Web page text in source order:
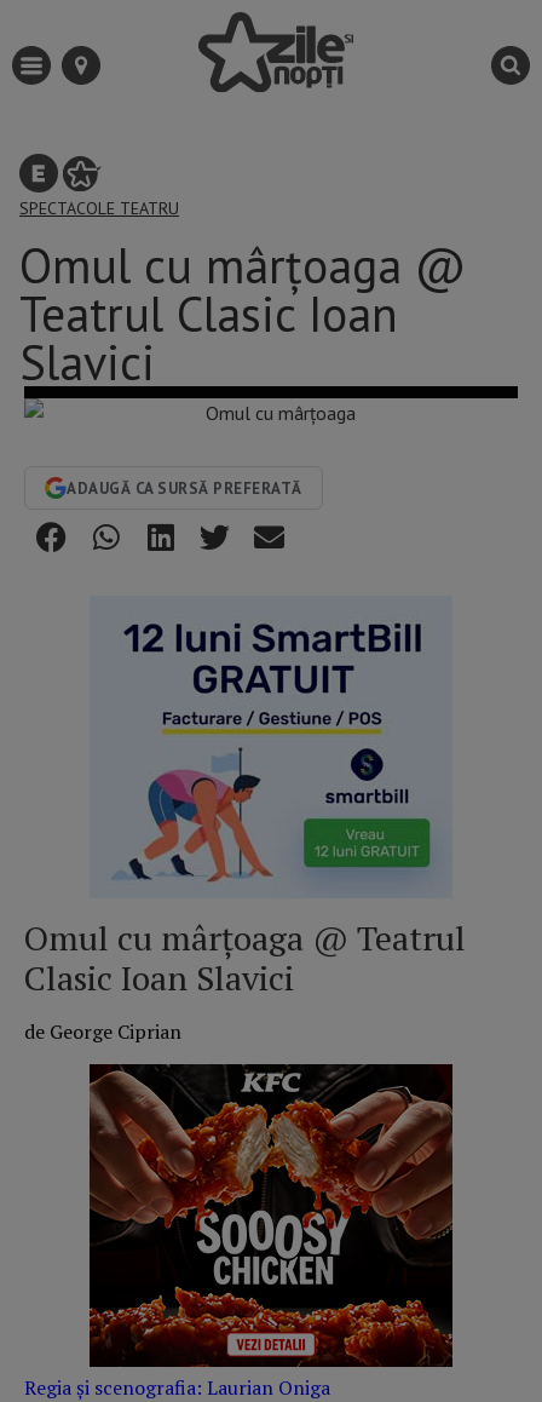
SPECTACOLE TEATRU
Omul cu mârțoaga @
Teatrul Clasic Ioan
Slavici
ADAUGĂ CA SURSĂ PREFERATĂ
Omul cu mârțoaga @ Teatrul
Clasic Ioan Slavici
de George Ciprian
Regia și scenografia: Laurian Oniga